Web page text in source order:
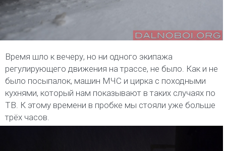
Время шло к вечеру, но ни одного экипажа
регулирующего движения на трассе, не было. Как и не
было посыпалок, машин МЧС и цирка с походными
кухнями, который нам показывают в таких случаях по
ТВ. К этому времени в пробке мы стояли уже больше
трёх часов.